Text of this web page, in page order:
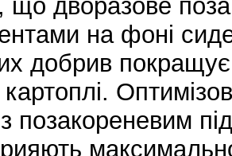
що дворазове
на фоні
добрив покращує
картоплі.
з позакореневим